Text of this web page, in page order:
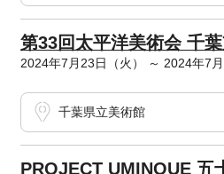
第33回太平洋美術会 千
2024年7月23日（火） ～ 2024年7月
千葉県立美術館
PROJECT UMINOUE 五